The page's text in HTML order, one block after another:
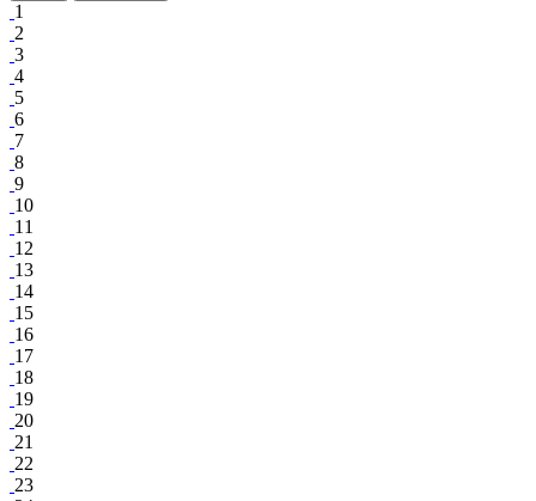
1
2
3
4
5
6
7
8
9
10
11
12
13
14
15
16
17
18
19
20
21
22
23